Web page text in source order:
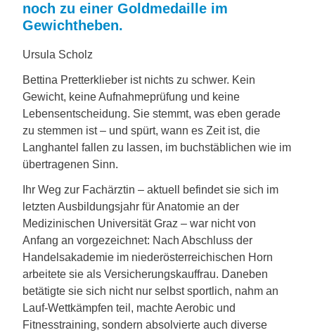
noch zu einer Goldmedaille im
Gewichtheben.
Ursula Scholz
Bettina Pretterklieber ist nichts zu schwer. Kein
Gewicht, keine Aufnahmeprüfung und keine
Lebensentscheidung. Sie stemmt, was eben gerade
zu stemmen ist – und spürt, wann es Zeit ist, die
Langhantel fallen zu lassen, im buchstäblichen wie im
übertragenen Sinn.
Ihr Weg zur Fachärztin – aktuell befindet sie sich im
letzten Ausbildungsjahr für Anatomie an der
Medizinischen Universität Graz – war nicht von
Anfang an vorgezeichnet: Nach Abschluss der
Handelsakademie im niederösterreichischen Horn
arbeitete sie als Versicherungskauffrau. Daneben
betätigte sie sich nicht nur selbst sportlich, nahm an
Lauf-Wettkämpfen teil, machte Aerobic und
Fitnesstraining, sondern absolvierte auch diverse